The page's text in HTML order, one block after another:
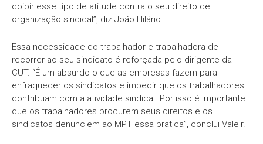
coibir esse tipo de atitude contra o seu direito de
organização sindical”, diz João Hilário.
Essa necessidade do trabalhador e trabalhadora de
recorrer ao seu sindicato é reforçada pelo dirigente da
CUT. “É um absurdo o que as empresas fazem para
enfraquecer os sindicatos e impedir que os trabalhadores
contribuam com a atividade sindical. Por isso é importante
que os trabalhadores procurem seus direitos e os
sindicatos denunciem ao MPT essa pratica”, conclui Valeir.